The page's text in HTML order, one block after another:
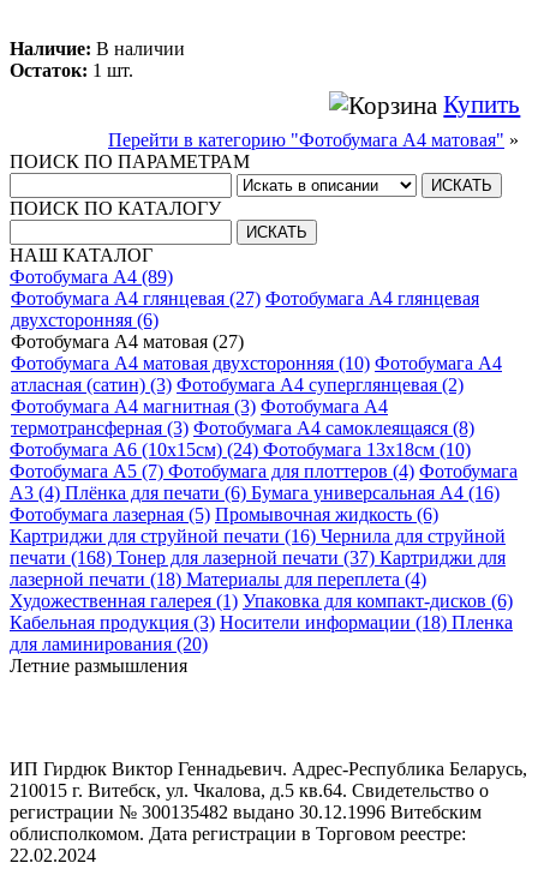
Наличие: В наличии
Остаток: 1 шт.
Купить
Перейти в категорию "Фотобумага A4 матовая" »
ПОИСК ПО ПАРАМЕТРАМ
ПОИСК ПО КАТАЛОГУ
НАШ КАТАЛОГ
Фотобумага A4 (89)
Фотобумага A4 глянцевая (27) Фотобумага A4 глянцевая
двухсторонняя (6)
Фотобумага A4 матовая (27)
Фотобумага A4 матовая двухсторонняя (10) Фотобумага A4
атласная (сатин) (3) Фотобумага A4 суперглянцевая (2)
Фотобумага A4 магнитная (3) Фотобумага A4
термотрансферная (3) Фотобумага A4 самоклеящаяся (8)
Фотобумага A6 (10х15см) (24) Фотобумага 13х18см (10)
Фотобумага A5 (7) Фотобумага для плоттеров (4) Фотобумага
A3 (4) Плёнка для печати (6) Бумага универсальная A4 (16)
Фотобумага лазерная (5) Промывочная жидкость (6)
Картриджи для струйной печати (16) Чернила для струйной
печати (168) Тонер для лазерной печати (37) Картриджи для
лазерной печати (18) Материалы для переплета (4)
Художественная галерея (1) Упаковка для компакт-дисков (6)
Кабельная продукция (3) Носители информации (18) Пленка
для ламинирования (20)
Летние размышления
ИП Гирдюк Виктор Геннадьевич. Адрес-Республика Беларусь,
210015 г. Витебск, ул. Чкалова, д.5 кв.64. Свидетельство о
регистрации № 300135482 выдано 30.12.1996 Витебским
облисполкомом. Дата регистрации в Торговом реестре:
22.02.2024